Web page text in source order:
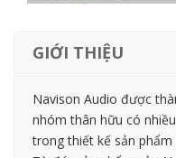
GIỚI THIỆU
Navison Audio được
nhóm thân hữu có
trong thiết kế sản